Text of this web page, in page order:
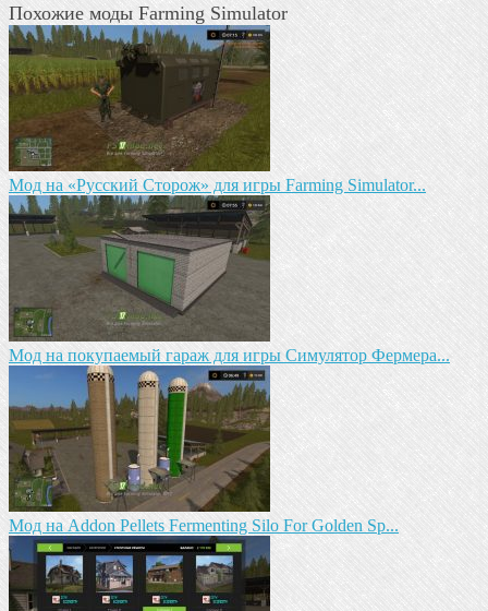
Похожие моды Farming Simulator
Мод на «Русский Сторож» для игры Farming Simulator...
Мод на покупаемый гараж для игры Симулятор Фермера...
Мод на Addon Pellets Fermenting Silo For Golden Sp...